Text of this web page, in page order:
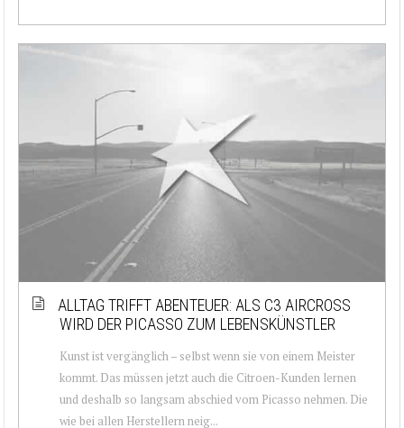
ALLTAG TRIFFT ABENTEUER: ALS C3 AIRCROSS
WIRD DER PICASSO ZUM LEBENSKÜNSTLER
Kunst ist vergänglich – selbst wenn sie von einem Meister
kommt. Das müssen jetzt auch die Citroen-Kunden lernen
und deshalb so langsam abschied vom Picasso nehmen. Die
wie bei allen Herstellern neig...